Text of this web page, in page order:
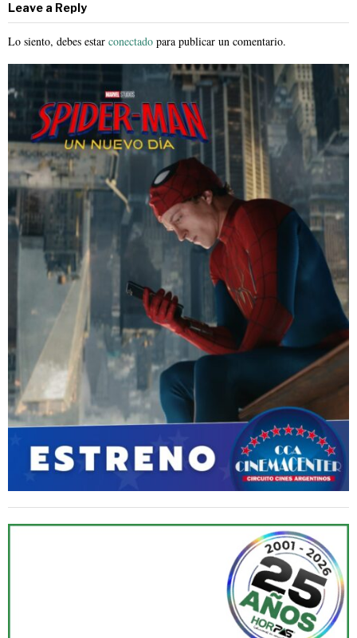
Leave a Reply
Lo siento, debes estar conectado para publicar un comentario.